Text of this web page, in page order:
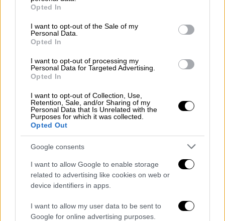
grant or deny consent to Google and its third-party tags to
use your data for below specified purposes in below Google
consent section.
Opted In
I want to opt-out of the Sale of my
Personal Data.
Opted In
I want to opt-out of processing my
Personal Data for Targeted Advertising.
Opted In
I want to opt-out of Collection, Use,
Retention, Sale, and/or Sharing of my
Personal Data that Is Unrelated with the
Purposes for which it was collected.
Opted Out
Google consents
I want to allow Google to enable storage
related to advertising like cookies on web or
device identifiers in apps.
I want to allow my user data to be sent to
Google for online advertising purposes.
σκέψη, όσων σκέπτονται ακόμα… Η εποχή
Διαβάζω ανάρτηση «φίλου» στο
facebook
«Μανούλα, πάντα θα σε θυμάμαι. Εκεί που
είσαι τώρα, να με προσέχεις»… Και (εγώ που)
θυμάμαι, τις τελευταίες νύχτες της
«μανούλας» εκείνης, στη μονάδα φροντίδας
υπερηλίκων (έτσι το έλεγε το γηροκομείο ο
φίλος μου, κατ’ ευφημισμό), όταν η
ταλαίπωρη, αποζητούσε τον γιό της και μια
αγκαλιά του, αλλά εκείνος είχε υποχρεώσεις
που τον κρατούσαν στον κόσμο του… Ένα
πρωί, μια συγχυσμένη νοσηλεύτρια που είχε
κολλήσει ώρα πολύ στη Μεσογείων, έκλεισε
με βιάση τα μάτια της «μανούλας» και
αγανάκτησε μέχρι να επικοινωνήσει με τον
πολυαγαπημένο γιο… Τώρα, σίγουρα, η